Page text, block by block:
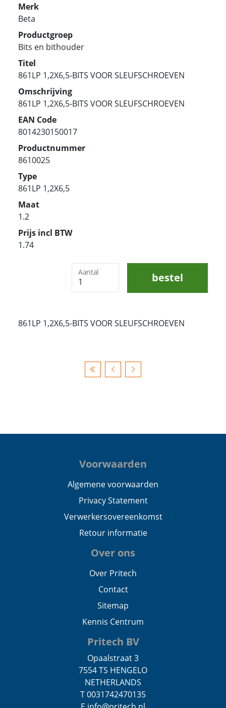
Merk
Beta
Productgroep
Bits en bithouder
Titel
861LP 1,2X6,5-BITS VOOR SLEUFSCHROEVEN
Omschrijving
861LP 1,2X6,5-BITS VOOR SLEUFSCHROEVEN
EAN Code
8014230150017
Productnummer
8610025
Type
861LP 1,2X6,5
Maat
1.2
Prijs incl BTW
1.74
Aantal bestel
861LP 1,2X6,5-BITS VOOR SLEUFSCHROEVEN
Voorwaarden
Algemene voorwaarden
Privacy Statement
Verwerkersovereenkomst
Retour informatie
Over ons
Over Pritech
Contact
Sitemap
Kennis Centrum
Pritech BV
Opaalstraat 3
7554 TS HENGELO
NETHERLANDS
T 0031742470135